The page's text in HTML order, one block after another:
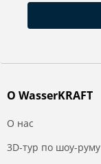
О WasserKRAFT
О нас
3D-тур по шоу-руму